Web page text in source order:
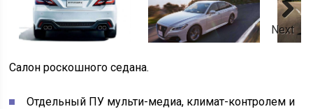
Next
Салон роскошного седана.
Отдельный ПУ мульти-медиа, климат-контролем и